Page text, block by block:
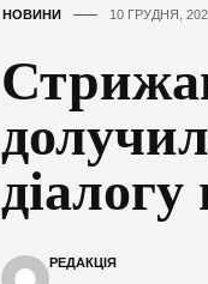
НОВИНИ 10 ГРУДНЯ,
РЕДАКЦІЯ